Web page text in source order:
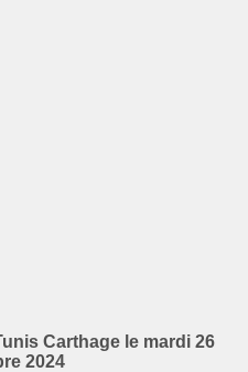
Carthage le mardi 26
2024